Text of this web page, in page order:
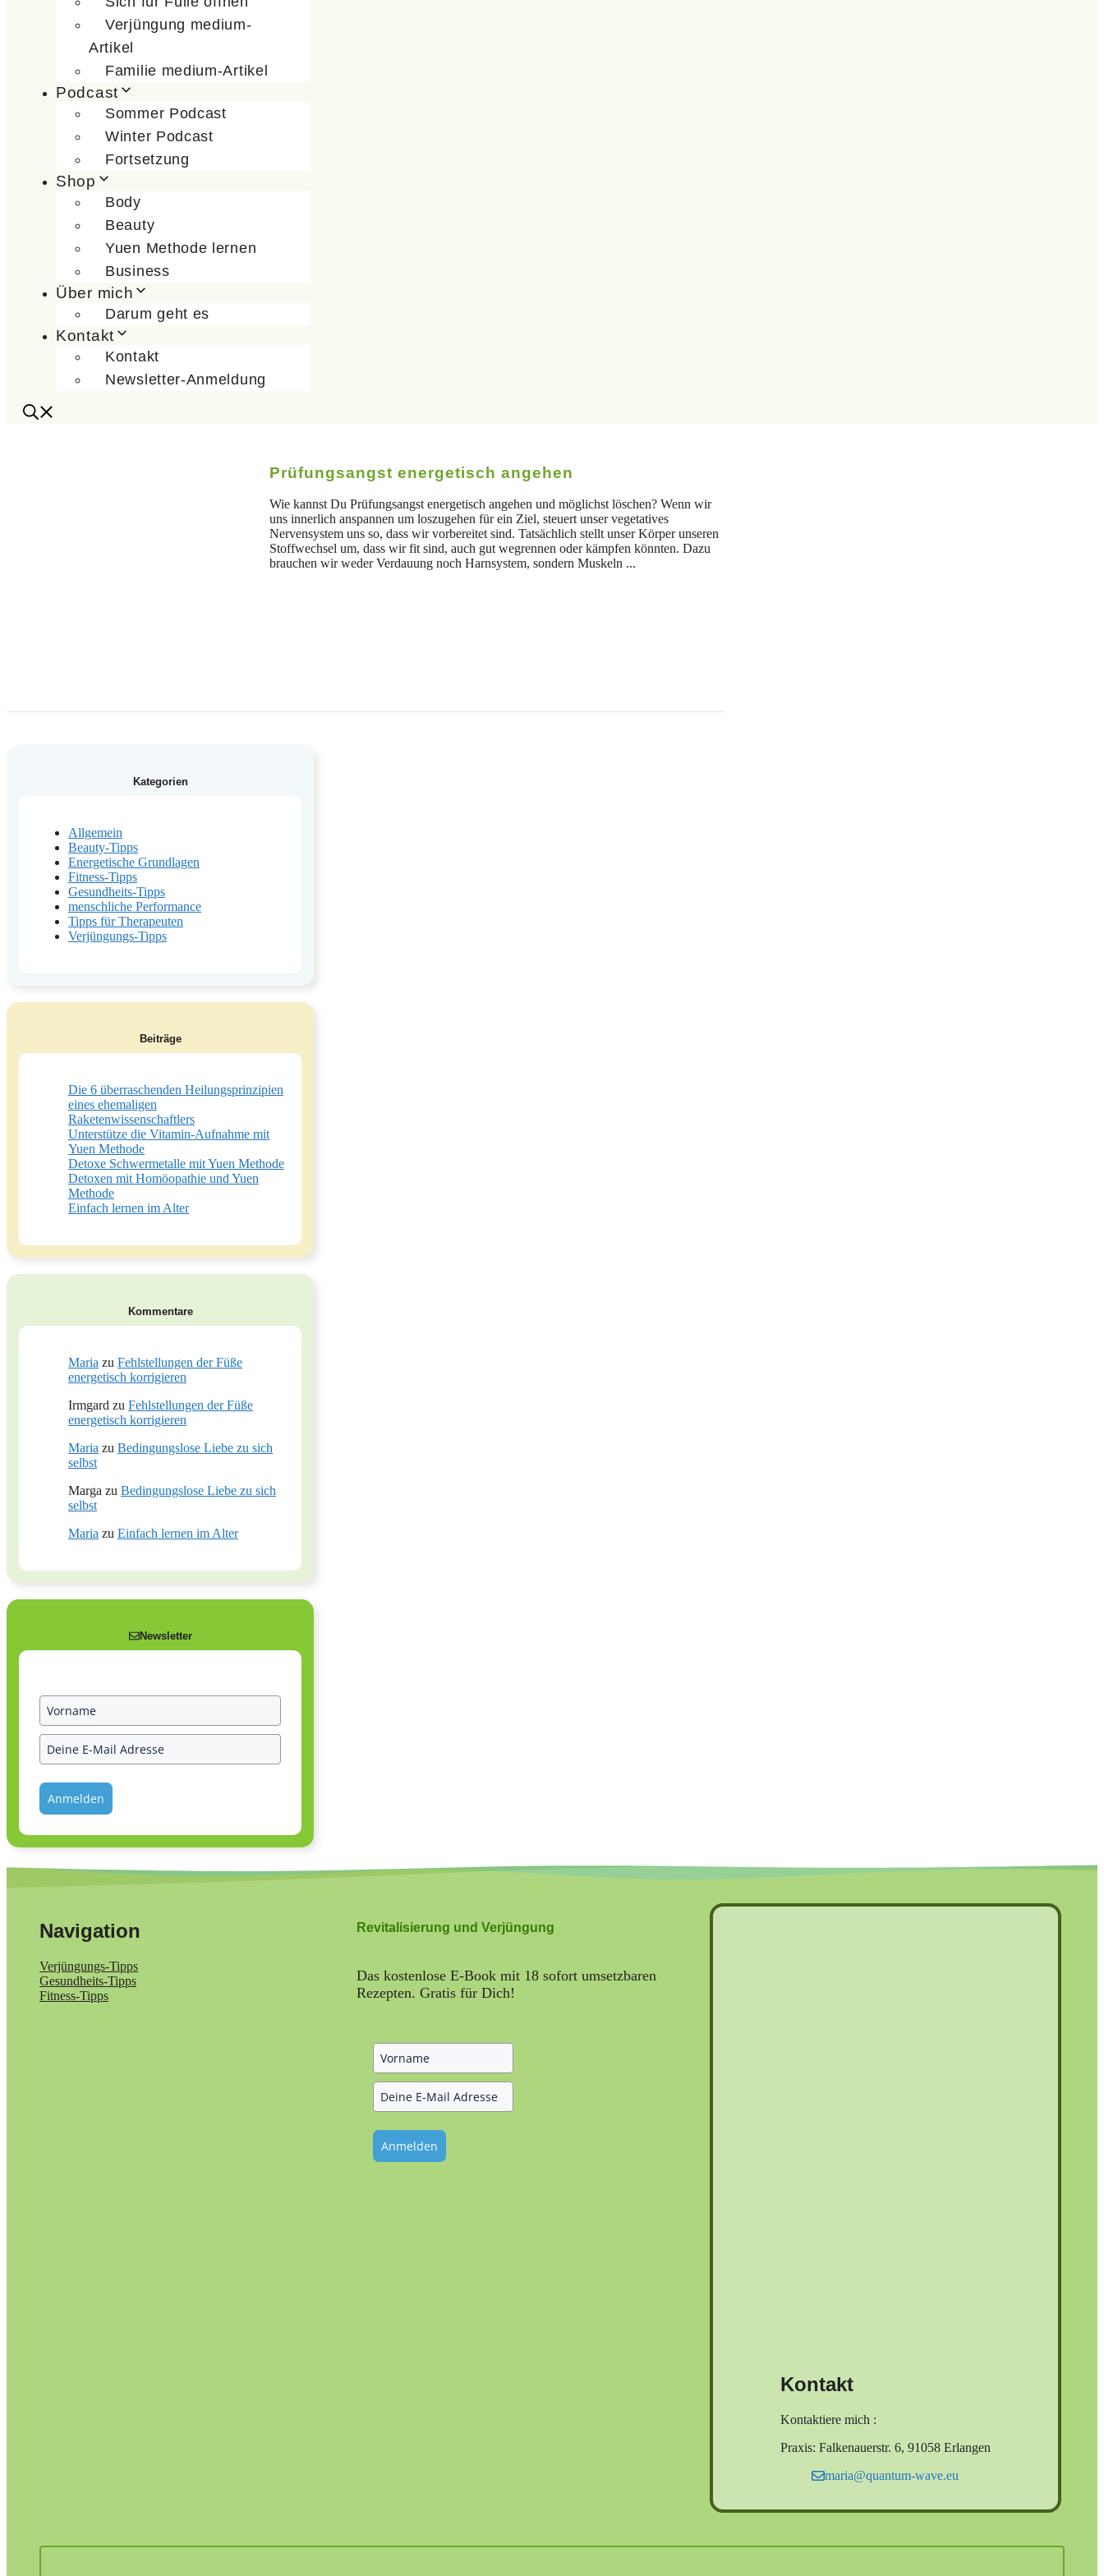
Verjüngung medium-
Artikel
Familie medium-Artikel
Podcast
Sommer Podcast
Winter Podcast
Fortsetzung
Shop
Body
Beauty
Yuen Methode lernen
Business
Über mich
Darum geht es
Kontakt
Kontakt
Newsletter-Anmeldung
Prüfungsangst energetisch angehen
Wie kannst Du Prüfungsangst energetisch angehen und möglichst löschen? Wenn wir
uns innerlich anspannen um loszugehen für ein Ziel, steuert unser vegetatives
Nervensystem uns so, dass wir vorbereitet sind. Tatsächlich stellt unser Körper unseren
Stoffwechsel um, dass wir fit sind, auch gut wegrennen oder kämpfen könnten. Dazu
brauchen wir weder Verdauung noch Harnsystem, sondern Muskeln ...
Kategorien
Allgemein
Beauty-Tipps
Energetische Grundlagen
Fitness-Tipps
Gesundheits-Tipps
menschliche Performance
Tipps für Therapeuten
Verjüngungs-Tipps
Beiträge
Die 6 überraschenden Heilungsprinzipien
eines ehemaligen
Raketenwissenschaftlers
Unterstütze die Vitamin-Aufnahme mit
Yuen Methode
Detoxe Schwermetalle mit Yuen Methode
Detoxen mit Homöopathie und Yuen
Methode
Einfach lernen im Alter
Kommentare
Maria zu Fehlstellungen der Füße
energetisch korrigieren
Irmgard zu Fehlstellungen der Füße
energetisch korrigieren
Maria zu Bedingungslose Liebe zu sich
selbst
Marga zu Bedingungslose Liebe zu sich
selbst
Maria zu Einfach lernen im Alter
Newsletter
Anmelden
Navigation
Verjüngungs-Tipps
Gesundheits-Tipps
Fitness-Tipps
Revitalisierung und Verjüngung
Das kostenlose E-Book mit 18 sofort umsetzbaren
Rezepten. Gratis für Dich!
Anmelden
Kontakt
Kontaktiere mich :
Praxis: Falkenauerstr. 6, 91058 Erlangen
maria@quantum-wave.eu